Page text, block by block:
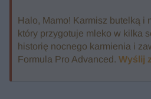
Halo, Mamo! Karmisz butelką i
który przygotuje mleko w kilka
historię nocnego karmienia i
Formula Pro Advanced. Wyślij